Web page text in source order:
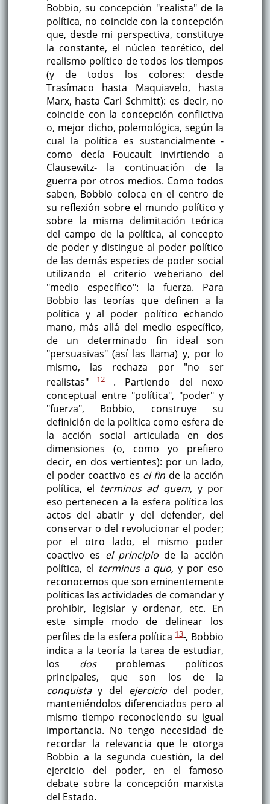
Bobbio, su concepción "realista" de la
política, no coincide con la concepción
que, desde mi perspectiva, constituye
la constante, el núcleo teorético, del
realismo político de todos los tiempos
(y de todos los colores: desde
Trasímaco hasta Maquiavelo, hasta
Marx, hasta Carl Schmitt): es decir, no
coincide con la concepción conflictiva
o, mejor dicho, polemológica, según la
cual la política es sustancialmente -
como decía Foucault invirtiendo a
Clausewitz- la continuación de la
guerra por otros medios. Como todos
saben, Bobbio coloca en el centro de
su reflexión sobre el mundo político y
sobre la misma delimitación teórica
del campo de la política, al concepto
de poder y distingue al poder político
de las demás especies de poder social
utilizando el criterio weberiano del
"medio específico": la fuerza. Para
Bobbio las teorías que definen a la
política y al poder político echando
mano, más allá del medio específico,
de un determinado fin ideal son
"persuasivas" (así las llama) y, por lo
mismo, las rechaza por "no ser
realistas"
12
. Partiendo del nexo
conceptual entre "política", "poder" y
"fuerza", Bobbio, construye su
definición de la política como esfera de
la acción social articulada en dos
dimensiones (o, como yo prefiero
decir, en dos vertientes): por un lado,
el poder coactivo es el fin de la acción
política, el terminus ad quem, y por
eso pertenecen a la esfera política los
actos del abatir y del defender, del
conservar o del revolucionar el poder;
por el otro lado, el mismo poder
coactivo es el principio de la acción
política, el terminus a quo, y por eso
reconocemos que son eminentemente
políticas las actividades de comandar y
prohibir, legislar y ordenar, etc. En
este simple modo de delinear los
perfiles de la esfera política 13 , Bobbio
indica a la teoría la tarea de estudiar,
los dosproblemas políticos
principales, que son los de la
conquistay del ejercicio del poder,
manteniéndolos diferenciados pero al
mismo tiempo reconociendo su igual
importancia. No tengo necesidad de
recordar la relevancia que le otorga
Bobbio a la segunda cuestión, la del
ejercicio del poder, en el famoso
debate sobre la concepción marxista
del Estado.